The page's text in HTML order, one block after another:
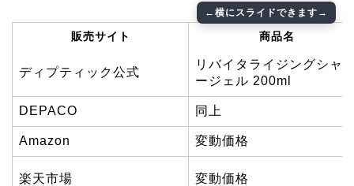
販売サイト 商品名
ディプティック公式
リバイタライジングシャ
ージェル 200ml
DEPACO 同上
Amazon 変動価格
楽天市場 変動価格